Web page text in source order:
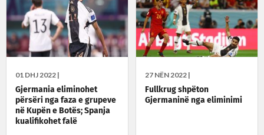
01 DHJ 2022 |
Gjermania eliminohet
përsëri nga faza e grupeve
në Kupën e Botës; Spanja
kualifikohet falë
27 NËN 2022 |
Fullkrug shpëton
Gjermaninë nga eliminimi